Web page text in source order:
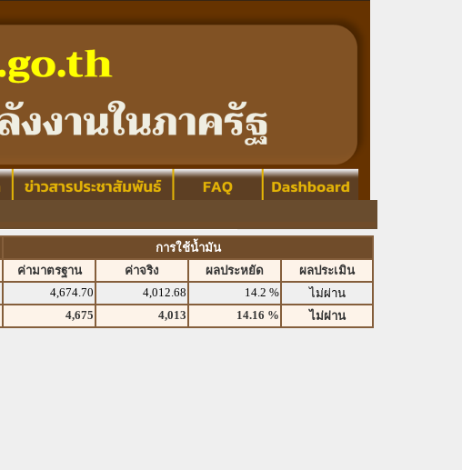
การใช้น้ำมัน
ค่ามาตรฐาน ค่าจริง ผลประหยัด
ผลประเมิน
4,674.70 4,012.68 14.2 %
ไม่ผ่าน
4,675 4,013 14.16 % ไม่ผ่าน